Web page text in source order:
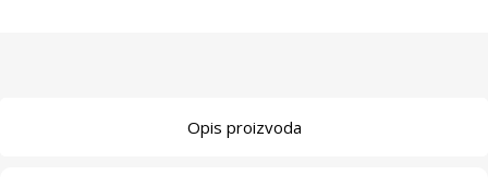
Opis proizvoda